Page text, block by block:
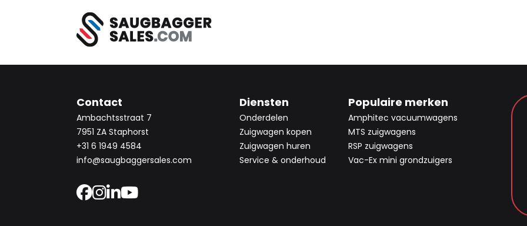
Contact
Ambachtsstraat 7
7951 ZA Staphorst
+31 6 1949 4584
info@saugbaggersales.com
Diensten
Onderdelen
Zuigwagen kopen
Zuigwagen huren
Service & onderhoud
Populaire merken
Amphitec vacuumwagens
MTS zuigwagens
RSP zuigwagens
Vac-Ex mini grondzuigers